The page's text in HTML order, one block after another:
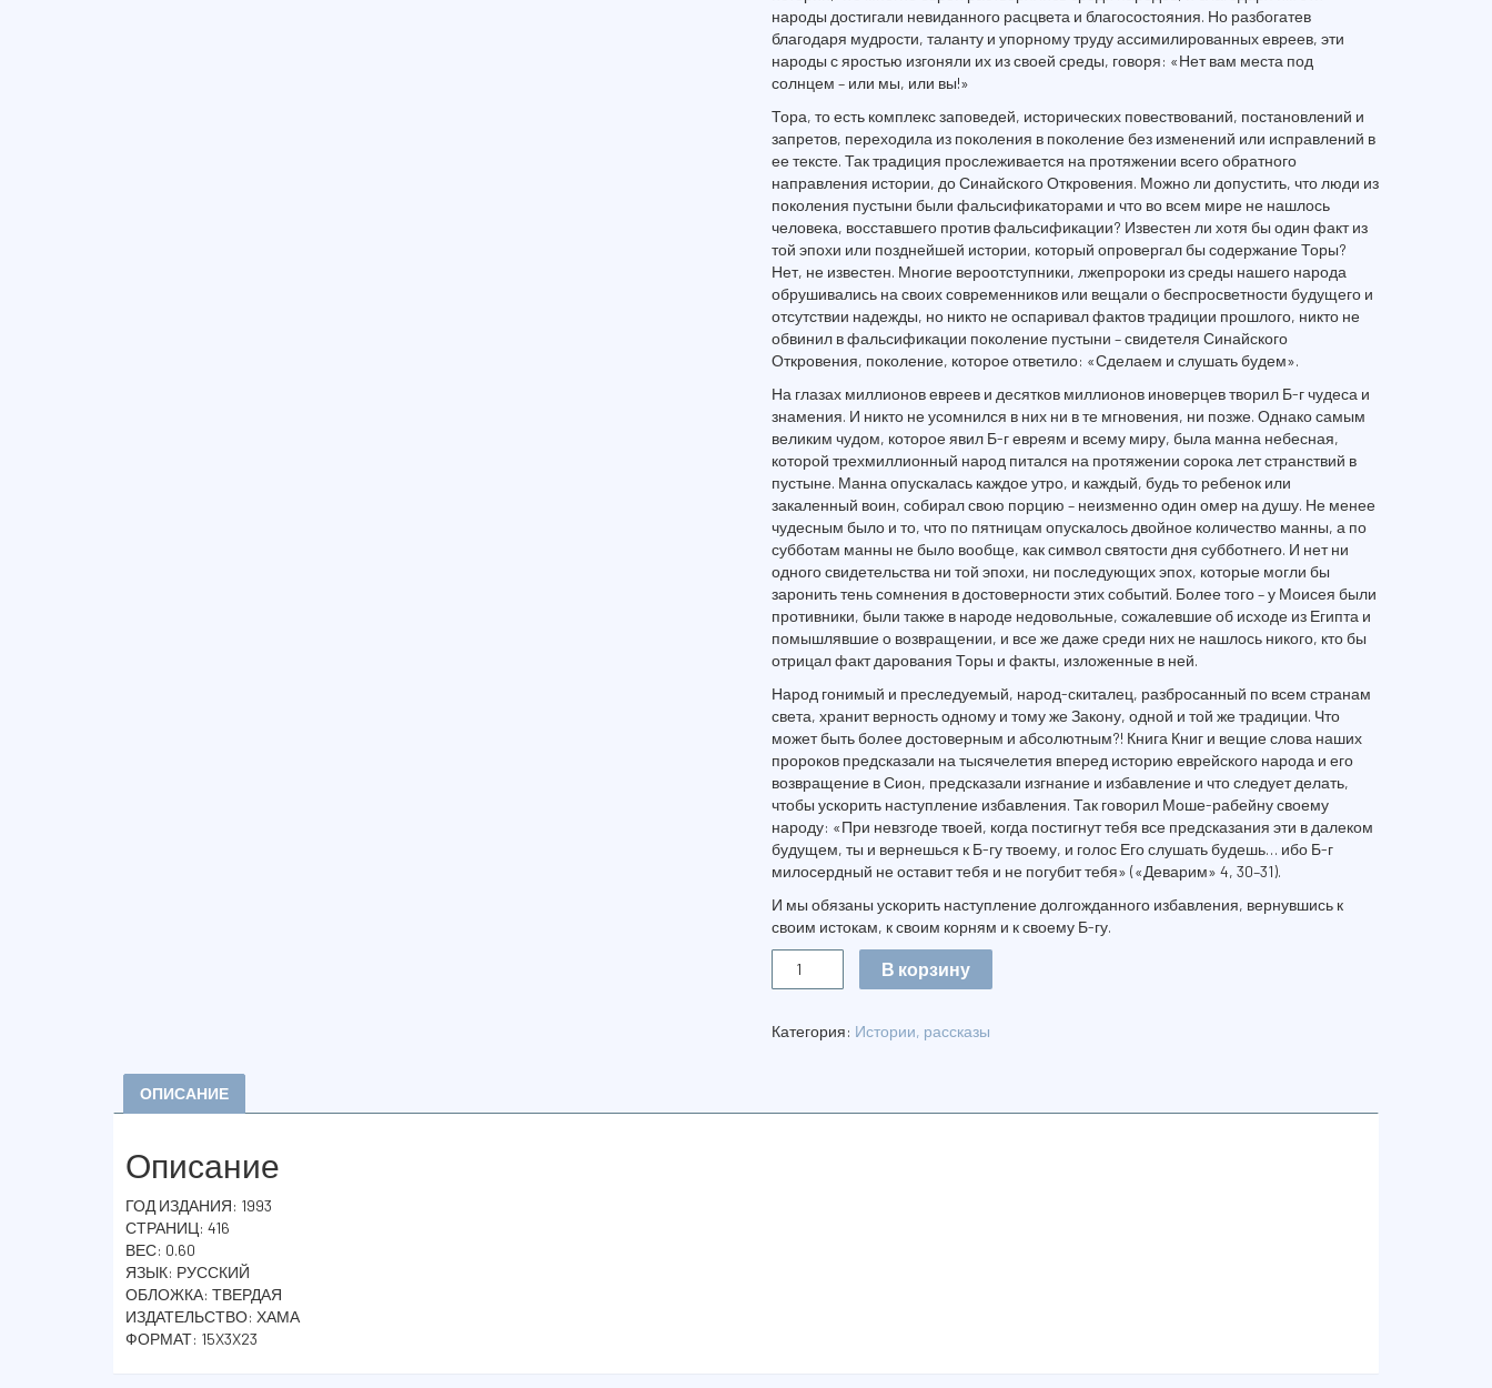
народы достигали невиданного расцвета и благосостояния. Но разбогатев
благодаря мудрости, таланту и упорному труду ассимилированных евреев, эти
народы с яростью изгоняли их из своей среды, говоря: «Нет вам места под
солнцем – или мы, или вы!»
Тора, то есть комплекс заповедей, исторических повествований, постановлений и
запретов, переходила из поколения в поколение без изменений или исправлений в
ее тексте. Так традиция прослеживается на протяжении всего обратного
направления истории, до Синайского Откровения. Можно ли допустить, что люди из
поколения пустыни были фальсификаторами и что во всем мире не нашлось
человека, восставшего против фальсификации? Известен ли хотя бы один факт из
той эпохи или позднейшей истории, который опровергал бы содержание Торы?
Нет, не известен. Многие вероотступники, лжепророки из среды нашего народа
обрушивались на своих современников или вещали о беспросветности будущего и
отсутствии надежды, но никто не оспаривал фактов традиции прошлого, никто не
обвинил в фальсификации поколение пустыни – свидетеля Синайского
Откровения, поколение, которое ответило: «Сделаем и слушать будем».
На глазах миллионов евреев и десятков миллионов иноверцев творил Б-г чудеса и
знамения. И никто не усомнился в них ни в те мгновения, ни позже. Однако самым
великим чудом, которое явил Б-г евреям и всему миру, была манна небесная,
которой трехмиллионный народ питался на протяжении сорока лет странствий в
пустыне. Манна опускалась каждое утро, и каждый, будь то ребенок или
закаленный воин, собирал свою порцию – неизменно один омер на душу. Не менее
чудесным было и то, что по пятницам опускалось двойное количество манны, а по
субботам манны не было вообще, как символ святости дня субботнего. И нет ни
одного свидетельства ни той эпохи, ни последующих эпох, которые могли бы
заронить тень сомнения в достоверности этих событий. Более того – у Моисея были
противники, были также в народе недовольные, сожалевшие об исходе из Египта и
помышлявшие о возвращении, и все же даже среди них не нашлось никого, кто бы
отрицал факт дарования Торы и факты, изложенные в ней.
Народ гонимый и преследуемый, народ-скиталец, разбросанный по всем странам
света, хранит верность одному и тому же Закону, одной и той же традиции. Что
может быть более достоверным и абсолютным?! Книга Книг и вещие слова наших
пророков предсказали на тысячелетия вперед историю еврейского народа и его
возвращение в Сион, предсказали изгнание и избавление и что следует делать,
чтобы ускорить наступление избавления. Так говорил Моше-рабейну своему
народу: «При невзгоде твоей, когда постигнут тебя все предсказания эти в далеком
будущем, ты и вернешься к Б-гу твоему, и голос Его слушать будешь… ибо Б-г
милосердный не оставит тебя и не погубит тебя» («Деварим» 4, 30–31).
И мы обязаны ускорить наступление долгожданного избавления, вернувшись к
своим истокам, к своим корням и к своему Б-гу.
ЕВРЕИ
ЕВРЕЙСТВО
В корзину
Категория: Истории, рассказы
ОПИСАНИЕ
Описание
ГОД ИЗДАНИЯ: 1993
СТРАНИЦ: 416
ВЕС: 0.60
ЯЗЫК: РУССКИЙ
ОБЛОЖКА: ТВЕРДАЯ
ИЗДАТЕЛЬСТВО: ХАМА
ФОРМАТ: 15X3X23